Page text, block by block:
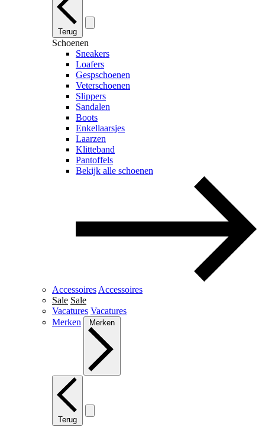
Terug
Schoenen
Sneakers
Loafers
Gespschoenen
Veterschoenen
Slippers
Sandalen
Boots
Enkellaarsjes
Laarzen
Klitteband
Pantoffels
Bekijk alle schoenen
Accessoires Accessoires
Sale Sale
Vacatures Vacatures
Merken
Merken
Terug